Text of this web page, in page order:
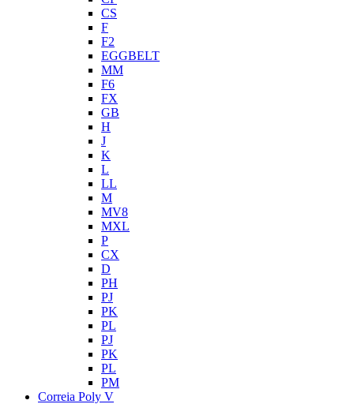
CS
F
F2
EGGBELT
MM
F6
FX
GB
H
J
K
L
LL
M
MV8
MXL
P
CX
D
PH
PJ
PK
PL
PJ
PK
PL
PM
Correia Poly V